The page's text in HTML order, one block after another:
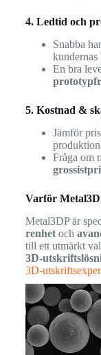
4. Ledtid och
Snabba
kundernas
En bra
5. Kostnad &
Jämför
Fråga om
Varför
Metal3DP är
renhetoch
till ett utmärkt
3D-
3D-